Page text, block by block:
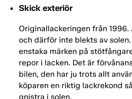
Skick exteriör
Originallackeringen från
och därför inte blekts av
enstaka märken på
repor i lacken. Det är
bilen, den har ju trots allt
köparen en riktig lackrekond
gnistra i solen.